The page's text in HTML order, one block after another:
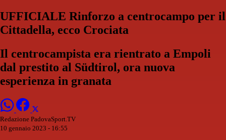
UFFICIALE Rinforzo a centrocampo per il
Cittadella, ecco Crociata
Il centrocampista era rientrato a Empoli
dal prestito al Südtirol, ora nuova
esperienza in granata
Redazione PadovaSport.TV
10 gennaio 2023 - 16:55